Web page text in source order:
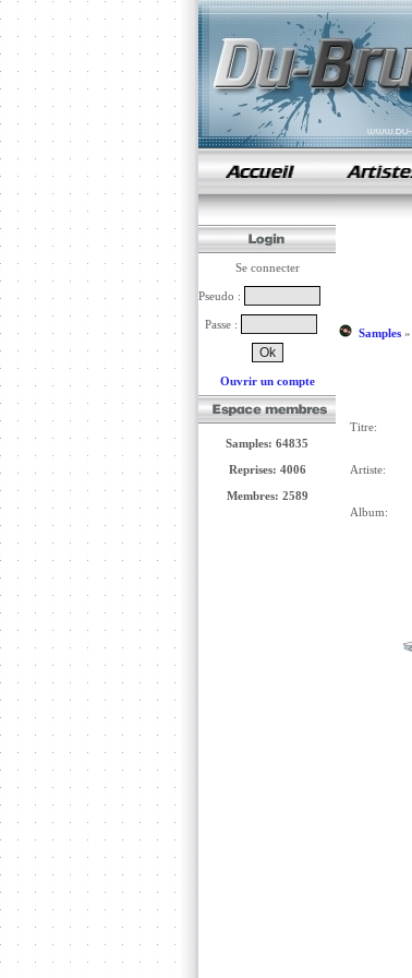
samples de rap
Se connecter
Pseudo :
Passe :
Ouvrir un compte
Samples: 64835
Reprises: 4006
Membres: 2589
Samples»
Titre:
Artiste:
Album: